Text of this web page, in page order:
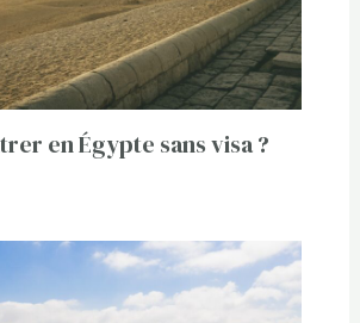
en Égypte sans visa ?